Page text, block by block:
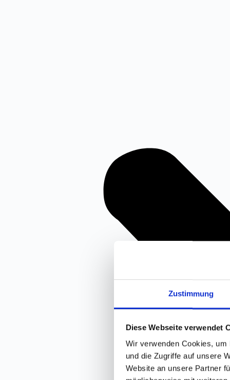
Zustimmung
Diese Webseite verwendet
Wir verwenden Cookies,
und die Zugriffe auf unsere
Website an unsere Partner